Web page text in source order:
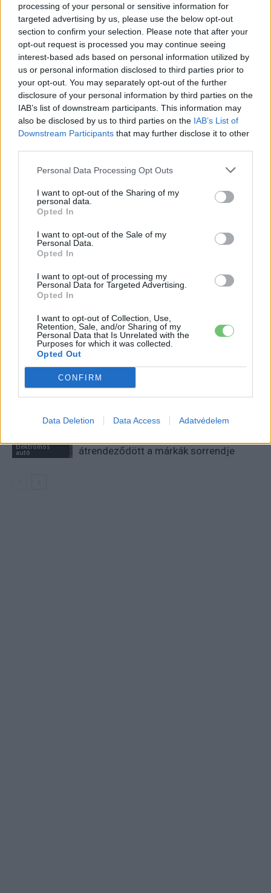
processing of your personal or sensitive information for
targeted advertising by us, please use the below opt-out
section to confirm your selection. Please note that after your
opt-out request is processed you may continue seeing
interest-based ads based on personal information utilized by
us or personal information disclosed to third parties prior to
your opt-out. You may separately opt-out of the further
disclosure of your personal information by third parties on the
IAB’s list of downstream participants. This information may
also be disclosed by us to third parties on the IAB’s List of
Downstream Participants that may further disclose it to other
Personal Data Processing Opt Outs
I want to opt-out of the Sharing of my
personal data.
Opted In
I want to opt-out of the Sale of my
Personal Data.
Opted In
I want to opt-out of processing my
Personal Data for Targeted Advertising.
Opted In
I want to opt-out of Collection, Use,
Retention, Sale, and/or Sharing of my
Personal Data that Is Unrelated with the
Purposes for which it was collected.
Opted Out
CONFIRM
Data Deletion Data Access Adatvédelem
CÍMKÉK akkumulátor CATL Elektromos autó
LG Chem
Panasonic
Samsung SDI
KAPCSOLÓDÓ CIKKEK TÖBB A SZERZŐTŐL
Debrecent: elindult a BMW i3
sorozatgyártása
Elektromos
8500-an rendeltek vakon egy autót,
amit nem láttak — megkezdődött a
Elektromos
autó
97,6 százalékon áll Norvégia
átrendeződött a márkák sorrendje